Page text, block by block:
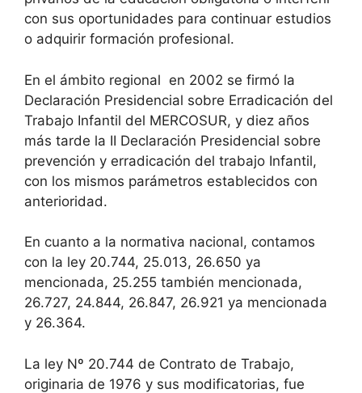
con sus oportunidades para continuar estudios
o adquirir formación profesional.
En el ámbito regional en 2002 se firmó la
Declaración Presidencial sobre Erradicación del
Trabajo Infantil del MERCOSUR, y diez años
más tarde la II Declaración Presidencial sobre
prevención y erradicación del trabajo Infantil,
con los mismos parámetros establecidos con
anterioridad.
En cuanto a la normativa nacional, contamos
con la ley 20.744, 25.013, 26.650 ya
mencionada, 25.255 también mencionada,
26.727, 24.844, 26.847, 26.921 ya mencionada
y 26.364.
La ley Nº 20.744 de Contrato de Trabajo,
originaria de 1976 y sus modificatorias, fue